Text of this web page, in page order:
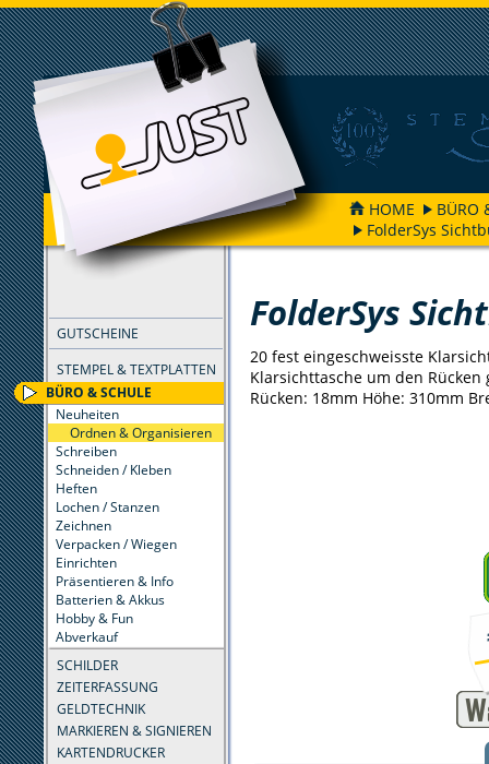
HOME
BÜRO
FolderSys
GUTSCHEINE
STEMPEL & TEXTPLATTEN
BÜRO & SCHULE
Neuheiten
Ordnen & Organisieren
Schreiben
Schneiden / Kleben
Heften
Lochen / Stanzen
Zeichnen
Verpacken / Wiegen
Einrichten
Präsentieren & Info
Batterien & Akkus
Hobby & Fun
Abverkauf
SCHILDER
ZEITERFASSUNG
GELDTECHNIK
MARKIEREN & SIGNIEREN
KARTENDRUCKER
FILTER
FolderSys
20 fest eingeschweisste
Klarsichttasche um den Rücken
Rücken: 18mm Höhe: 310mm